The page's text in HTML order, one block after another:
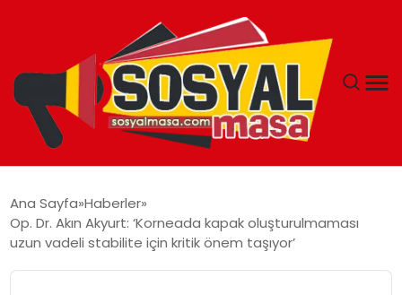
EKONOMI
Ana Sayfa Haberler
Op. Dr. Akın Akyurt: ‘Korneada kapak oluşturulmaması
uzun vadeli stabilite için kritik önem taşıyor’